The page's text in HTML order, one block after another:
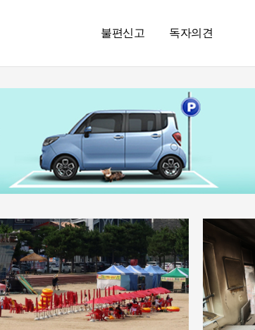
불편신고 독자의견
...충격!!
착순 100% 무료 경품지원!!
몰리는 이유 알고보니…